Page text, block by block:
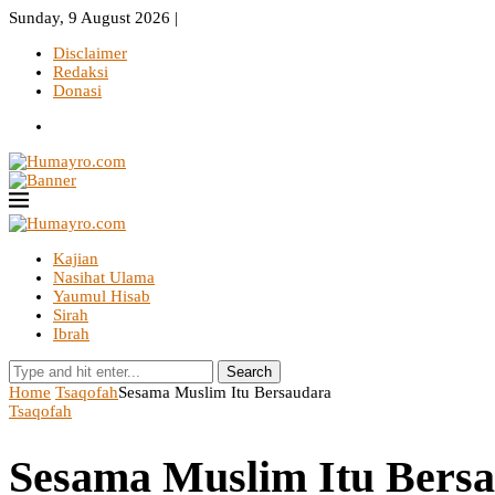
Sunday, 9 August 2026 |
Disclaimer
Redaksi
Donasi
Kajian
Nasihat Ulama
Yaumul Hisab
Sirah
Ibrah
Search
Home TsaqofahSesama Muslim Itu Bersaudara
Tsaqofah
Sesama Muslim Itu